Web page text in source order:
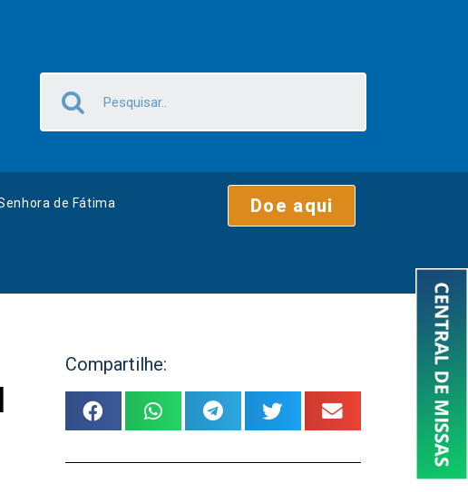
de Fátima Doe aqui
Compartilhe: